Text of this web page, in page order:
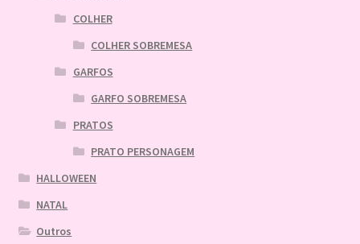
COLHER
COLHER SOBREMESA
GARFOS
GARFO SOBREMESA
PRATOS
PRATO PERSONAGEM
HALLOWEEN
NATAL
Outros